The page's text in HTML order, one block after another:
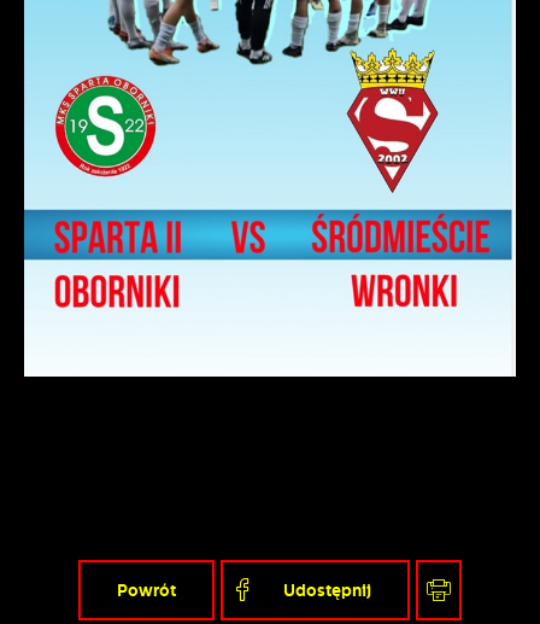
Powrót Udostępnij
pośredników prezentujących nasze treści w postaci
wiadomości, ofert, komunikatów mediów
społecznościowych.